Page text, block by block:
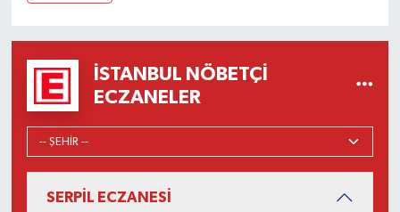
İSTANBUL NÖBETÇI
ECZANELER
SERPİL ECZANESİ